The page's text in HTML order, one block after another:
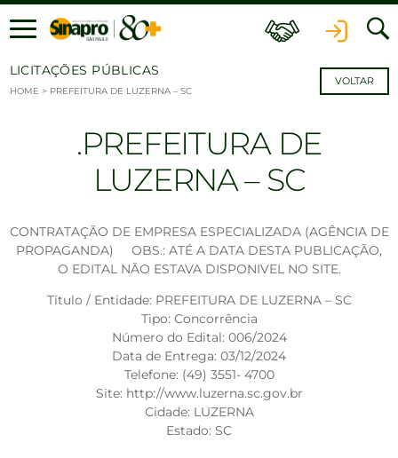
Ir para o conteúdo
LICITAÇÕES PÚBLICAS
HOME > PREFEITURA DE LUZERNA – SC
VOLTAR
PREFEITURA DE
LUZERNA – SC
CONTRATAÇÃO DE EMPRESA ESPECIALIZADA (AGÊNCIA DE
PROPAGANDA) OBS.: ATÉ A DATA DESTA PUBLICAÇÃO,
O EDITAL NÃO ESTAVA DISPONIVEL NO SITE.
Título / Entidade: PREFEITURA DE LUZERNA – SC
Tipo: Concorrência
Número do Edital: 006/2024
Data de Entrega: 03/12/2024
Telefone: (49) 3551- 4700
Site: http://www.luzerna.sc.gov.br
Cidade: LUZERNA
Estado: SC